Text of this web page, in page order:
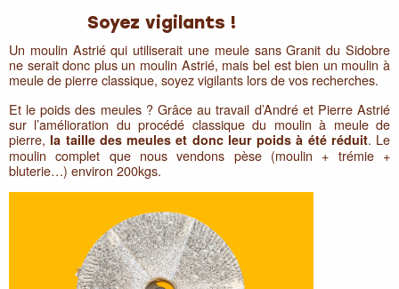
Soyez vigilants !
Un moulin Astrié qui utiliserait une meule sans Granit du Sidobre
ne serait donc plus un moulin Astrié, mais bel est bien un moulin à
meule de pierre classique, soyez vigilants lors de vos recherches.
Et le poids des meules ? Grâce au travail d’André et Pierre Astrié
sur l’amélioration du procédé classique du moulin à meule de
pierre, la taille des meules et donc leur poids à été réduit. Le
moulin complet que nous vendons pèse (moulin + trémie +
bluterie…) environ 200kgs.